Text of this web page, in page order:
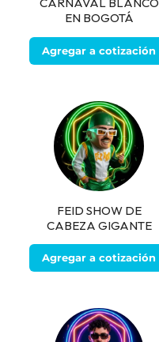
CARNAVAL BLANCO
EN BOGOTÁ
Agregar a cotización
FEID SHOW DE
CABEZA GIGANTE
Agregar a cotización